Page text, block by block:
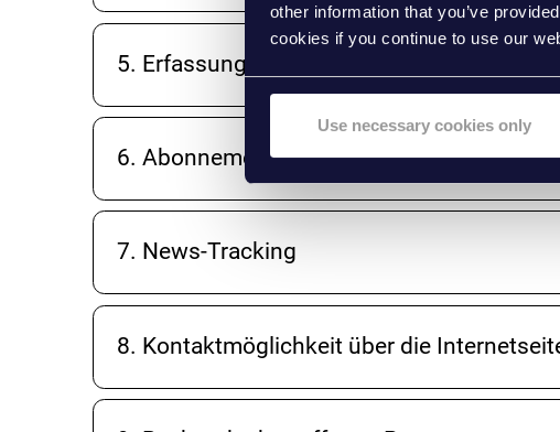
other information that you’ve
cookies if you continue to use our
Use necessary cookies only
5. Erfassung von allgemeinen Daten und
6. Abonnement unserer News
7. News-Tracking
8. Kontaktmöglichkeit über die